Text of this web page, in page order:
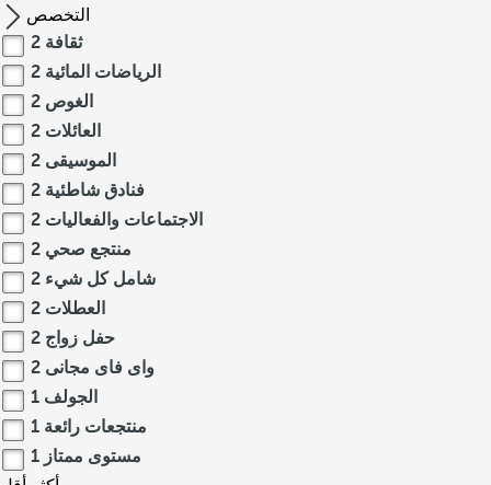
التخصص
ثقافة 2
الرياضات المائية 2
الغوص 2
العائلات 2
الموسيقى 2
فنادق شاطئية 2
الاجتماعات والفعاليات 2
منتجع صحي 2
شامل كل شيء 2
العطلات 2
حفل زواج 2
واى فاى مجانى 2
الجولف 1
منتجعات رائعة 1
مستوى ممتاز 1